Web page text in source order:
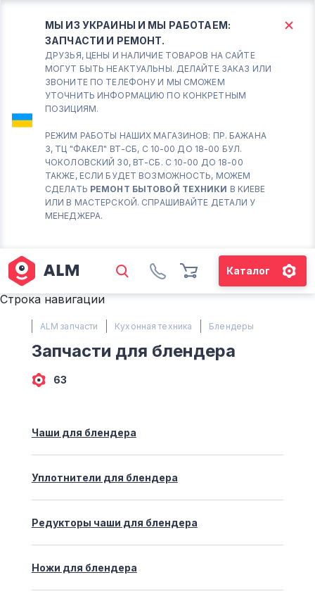
МЫ ИЗ УКРАИНЫ И МЫ РАБОТАЕМ:
ЗАПЧАСТИ И РЕМОНТ.
ДРУЗЬЯ, ЦЕНЫ И НАЛИЧИЕ ТОВАРОВ НА САЙТЕ
МОГУТ БЫТЬ НЕАКТУАЛЬНЫ. ДЕЛАЙТЕ ЗАКАЗ ИЛИ
ЗВОНИТЕ ПО ТЕЛЕФОНУ И МЫ СМОЖЕМ
УТОЧНИТЬ ИНФОРМАЦИЮ ПО КОНКРЕТНЫМ
ПОЗИЦИЯМ.
РЕЖИМ РАБОТЫ НАШИХ МАГАЗИНОВ: ПР. БАЖАНА
3, ТЦ "ФАКЕЛ" ВТ-СБ, С 10-00 ДО 18-00 БУЛ.
ЧОКОЛОВСКИЙ 30, ВТ-СБ. С 10-00 ДО 18-00
ТАКЖЕ, ЕСЛИ БУДЕТ ВОЗМОЖНОСТЬ, МОЖЕМ
СДЕЛАТЬ РЕМОНТ БЫТОВОЙ ТЕХНИКИ В КИЕВЕ
ИЛИ В МАСТЕРСКОЙ. СПРАШИВАЙТЕ ДЕТАЛИ У
МЕНЕДЖЕРА.
Каталог
КИЕВ БОРИСПОЛЬ
Вт.- Сб.
10:00 - 18:00
Соломенский район - ВТ-
СБ. с 10-00 до 18-00
(098) 672 76 42
(063) 722 37 14
М. ХАРЬКОВСКАЯ - ВТ-СБ, С
(067) 385 27 70
(063) 527 27 00
(044) 332 76 42
КАРТА
Строка навигации
ALM запчасти Кухонная техника Блендеры
Запчасти для блендера
63
Чаши для блендера
Уплотнители для блендера
Редукторы чаши для блендера
Ножи для блендера